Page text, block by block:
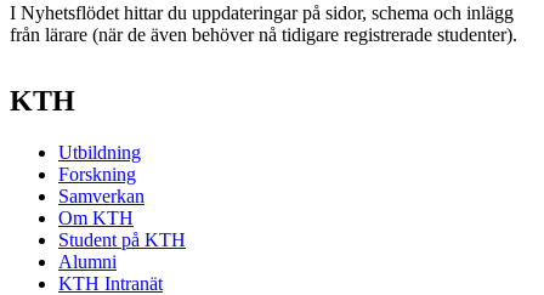
I Nyhetsflödet hittar du uppdateringar på sidor, schema och inlägg
från lärare (när de även behöver nå tidigare registrerade studenter).
KTH
Utbildning
Forskning
Samverkan
Om KTH
Student på KTH
Alumni
KTH Intranät